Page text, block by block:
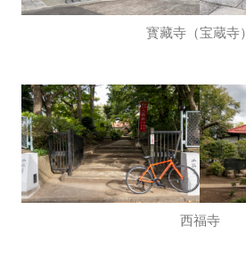
寳藏寺（宝蔵寺）
西福寺